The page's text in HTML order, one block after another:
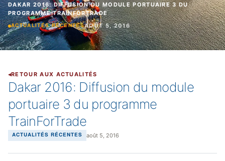
DAKAR 2016: DIFFUSION DU MODULE PORTUAIRE 3 DU
PROGRAMME TRAINFORTRADE
ACTUALITÉS RÉCENTESAOÛT 5, 2016
RETOUR AUX ACTUALITÉS
Dakar 2016: Diffusion du module
portuaire 3 du programme
TrainForTrade
ACTUALITÉS RÉCENTES août 5, 2016